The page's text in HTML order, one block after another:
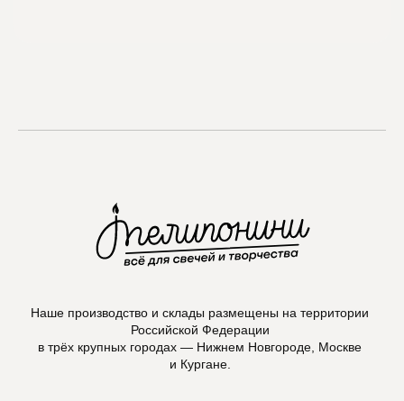
Наше производство и склады размещены на территории
Российской Федерации
в трёх крупных городах — Нижнем Новгороде, Москве
и Кургане.